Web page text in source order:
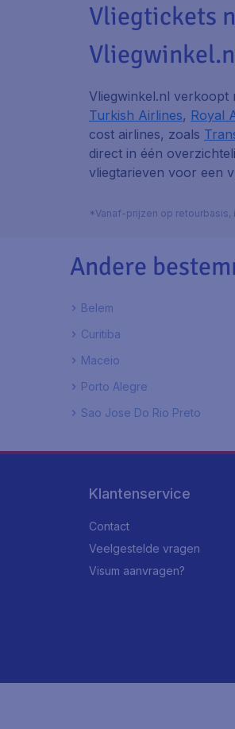
Vliegtickets
Vliegwinkel.nl verkoopt
Turkish Airlines, Royal
cost airlines, zoals
direct in één
vliegtarieven voor een
*Vanaf-prijzen op
Andere
Belem
Curitiba
Maceio
Porto Alegre
Sao Jose Do Rio Preto
Klantenservice
Contact
Veelgestelde vragen
Visum aanvragen?